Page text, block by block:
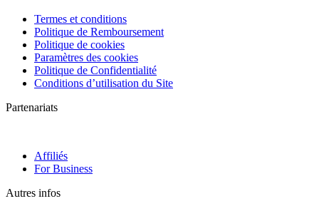
Termes et conditions
Politique de Remboursement
Politique de cookies
Paramètres des cookies
Politique de Confidentialité
Conditions d’utilisation du Site
Partenariats
Affiliés
For Business
Autres infos